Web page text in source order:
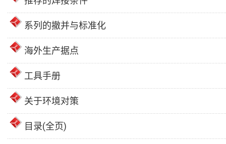
系列的撤并与标准化
海外生产据点
工具手册
关于环境对策
目录(全页)